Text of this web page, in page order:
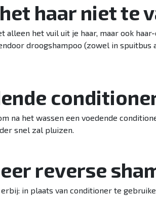
haar niet te
alleen het vuil uit je haar, maar ook
droogshampoo (zowel in
na het wassen een voedende
snel zal pluizen.
reverse
in plaats van conditioner te